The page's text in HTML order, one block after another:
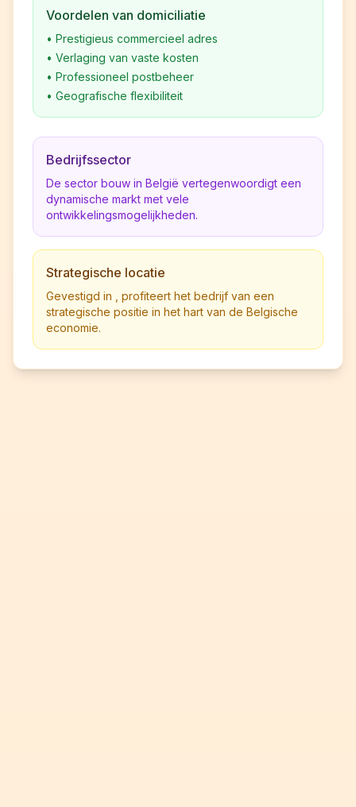
Voordelen van domiciliatie
• Prestigieus commercieel adres
• Verlaging van vaste kosten
• Professioneel postbeheer
• Geografische flexibiliteit
Bedrijfssector
De sector bouw in België vertegenwoordigt een
dynamische markt met vele
ontwikkelingsmogelijkheden.
Strategische locatie
Gevestigd in , profiteert het bedrijf van een
strategische positie in het hart van de Belgische
economie.